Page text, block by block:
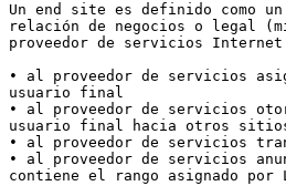
Un end site es definido como
relación de negocios o legal
proveedor de servicios
• al proveedor de servicios
usuario final
• al proveedor de servicios
usuario final hacia otros
• al proveedor de servicios
• al proveedor de servicios
contiene el rango asignado por